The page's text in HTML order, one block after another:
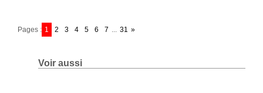
Pages : 1 2 3 4 5 6 7 ... 31 »
Voir aussi